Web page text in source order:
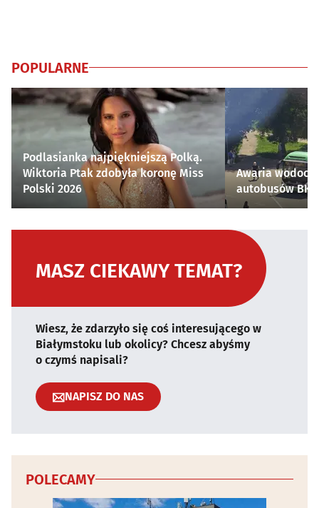
POPULARNE
Podlasianka najpiękniejszą Polką.
Wiktoria Ptak zdobyła koronę Miss
Polski 2026
Awaria
autobusów
MASZ CIEKAWY TEMAT?
Wiesz, że zdarzyło się coś interesującego w
Białymstoku lub okolicy? Chcesz abyśmy
o czymś napisali?
NAPISZ DO NAS
POLECAMY